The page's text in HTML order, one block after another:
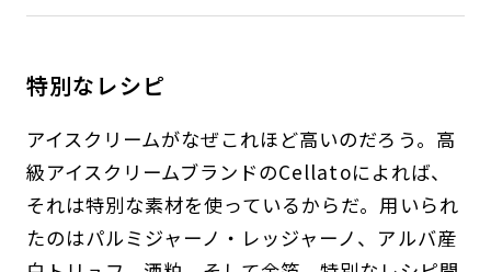
特別なレシピ
アイスクリームがなぜこれほど高いのだろう。高
級アイスクリームブランドのCellatoによれば、
それは特別な素材を使っているからだ。用いられ
たのはパルミジャーノ・レッジャーノ、アルバ産